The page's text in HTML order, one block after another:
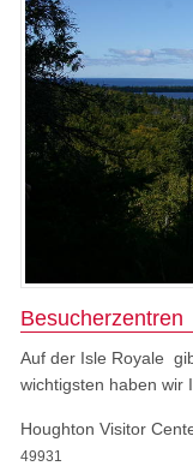
Besucherzentren
Auf der Isle Royale
wichtigsten haben wir
Houghton Visitor
49931